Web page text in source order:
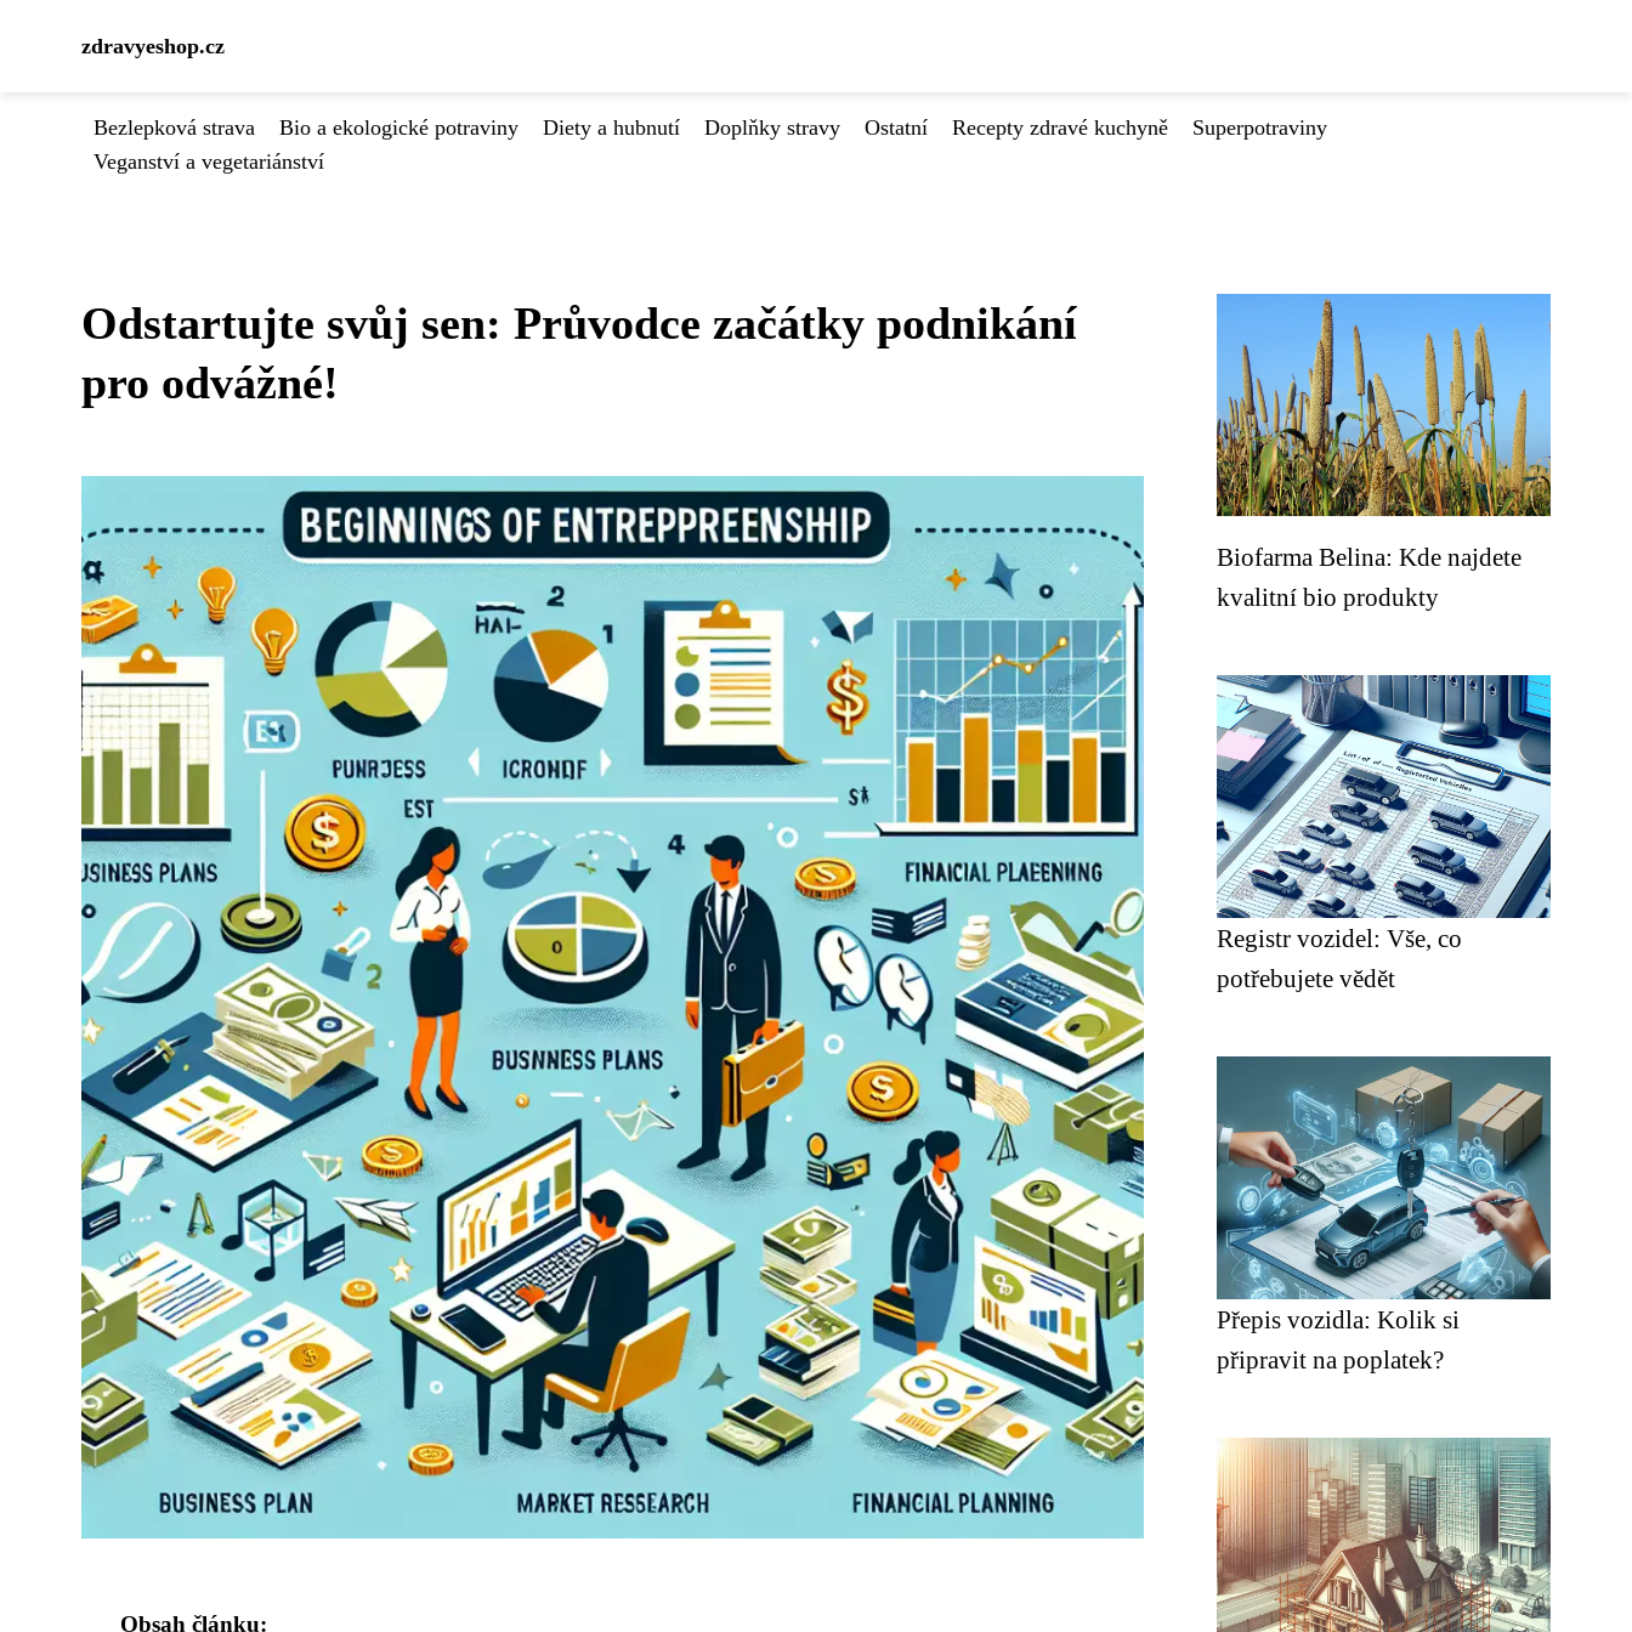
zdravyeshop.cz
Bezlepková strava Bio a ekologické potraviny Diety a hubnutí Doplňky stravy Ostatní Recepty zdravé kuchyně
Superpotraviny
Veganství a vegetariánství
Odstartujte svůj sen: Průvodce začátky podnikání
pro odvážné!
Obsah článku:
Biofarma Belina: Kde najdete
kvalitní bio produkty
Registr vozidel: Vše, co
potřebujete vědět
Přepis vozidla: Kolik si
připravit na poplatek?